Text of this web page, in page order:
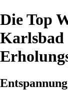
Die Top